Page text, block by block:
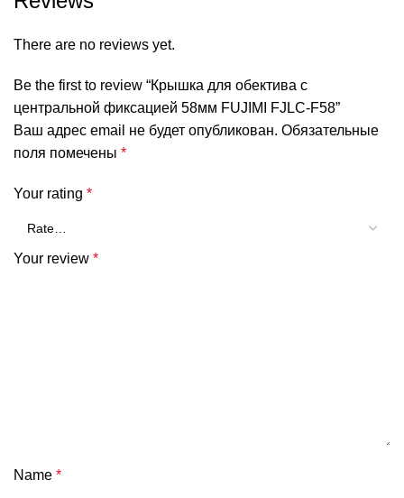
There are no reviews yet.
Be the first to review “Крышка для обектива с
центральной фиксацией 58мм FUJIMI FJLC-F58”
Ваш адрес email не будет опубликован. Обязательные
поля помечены *
Your rating *
Your review *
Name *